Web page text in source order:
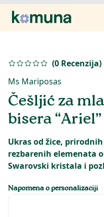
(0 Recenzija)
Ms Mariposas
Češljić za
bisera “Ariel”
Ukras od žice,
rezbarenih elemenata
Napomena o personalizaciji